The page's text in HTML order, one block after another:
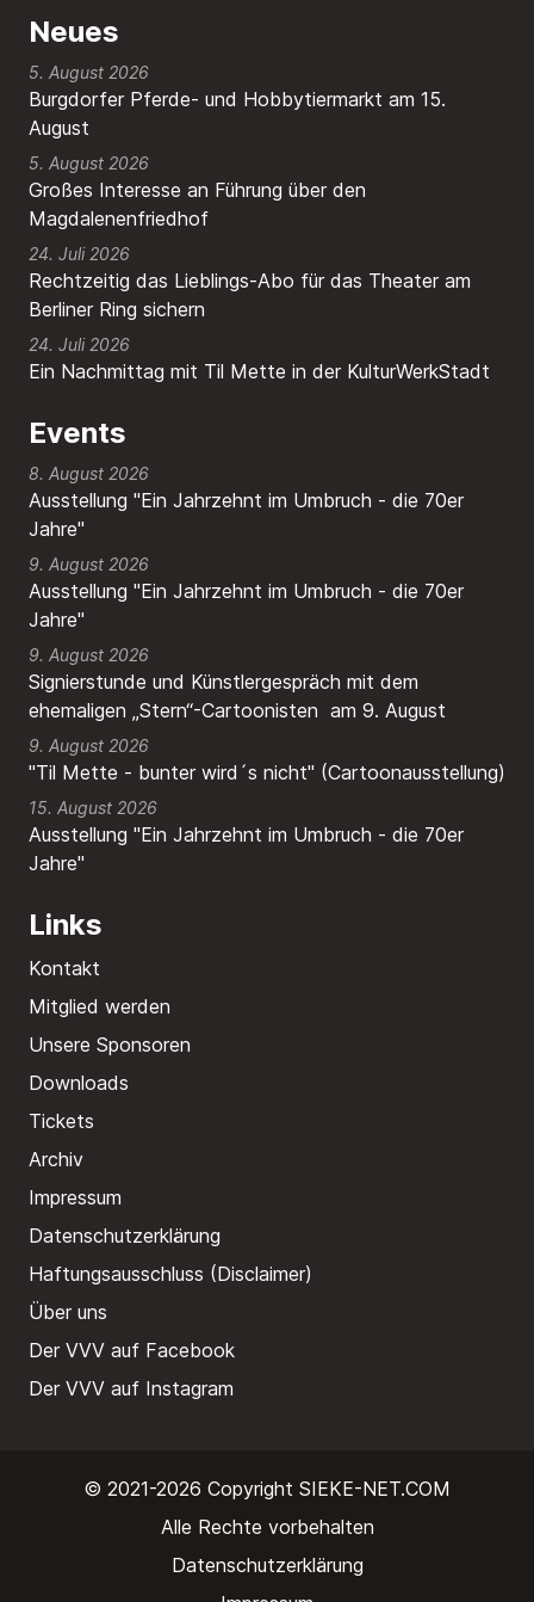
Neues
Burgdorfer Pferde- und Hobbytiermarkt am 15.
August
5. August 2026
Großes Interesse an Führung über den
Magdalenenfriedhof
5. August 2026
Rechtzeitig das Lieblings-Abo für das Theater am
Berliner Ring sichern
24. Juli 2026
Ein Nachmittag mit Til Mette in der KulturWerkStadt
24. Juli 2026
Events
8. August 2026
Ausstellung "Ein Jahrzehnt im Umbruch - die 70er
Jahre"
9. August 2026
Ausstellung "Ein Jahrzehnt im Umbruch - die 70er
Jahre"
9. August 2026
Signierstunde und Künstlergespräch mit dem
ehemaligen „Stern“-Cartoonisten am 9. August
9. August 2026
"Til Mette - bunter wird´s nicht" (Cartoonausstellung)
15. August 2026
Ausstellung "Ein Jahrzehnt im Umbruch - die 70er
Jahre"
Links
Kontakt
Mitglied werden
Unsere Sponsoren
Downloads
Tickets
Archiv
Impressum
Datenschutzerklärung
Haftungsausschluss (Disclaimer)
Über uns
Der VVV auf Facebook
Der VVV auf Instagram
© 2021-2026 Copyright SIEKE-NET.COM
Alle Rechte vorbehalten
Datenschutzerklärung